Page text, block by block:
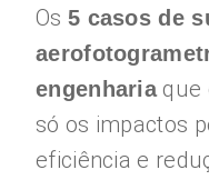
Os 5 casos de
engenhariaque
só os impactos
eficiência e